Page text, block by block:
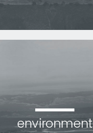
environment